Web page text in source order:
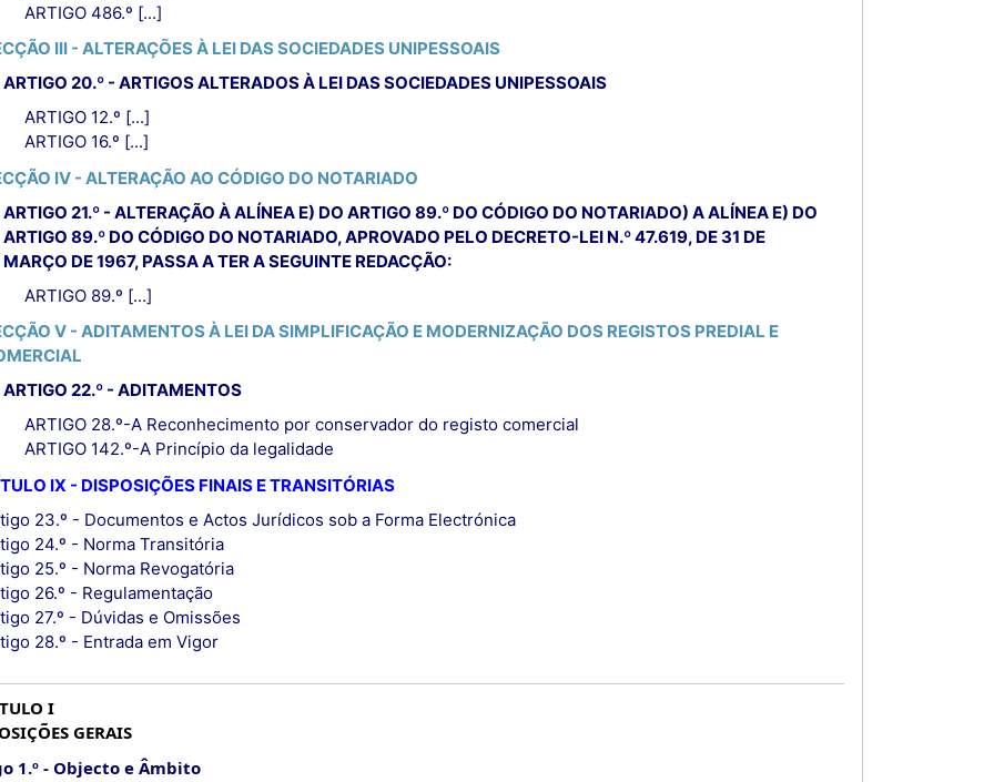
ARTIGO 486.º [...]
III - ALTERAÇÕES À LEI DAS SOCIEDADES UNIPESSOAIS
ARTIGO 20.º - ARTIGOS ALTERADOS À LEI DAS SOCIEDADES UNIPESSOAIS
ARTIGO 12.º [...]
ARTIGO 16.º [...]
IV - ALTERAÇÃO AO CÓDIGO DO NOTARIADO
ARTIGO 21.º - ALTERAÇÃO À ALÍNEA E) DO ARTIGO 89.º DO CÓDIGO DO NOTARIADO) A ALÍNEA E) DO
ARTIGO 89.º DO CÓDIGO DO NOTARIADO, APROVADO PELO DECRETO-LEI N.º 47.619, DE 31 DE
MARÇO DE 1967, PASSA A TER A SEGUINTE REDACÇÃO:
ARTIGO 89.º [...]
V - ADITAMENTOS À LEI DA SIMPLIFICAÇÃO E MODERNIZAÇÃO DOS REGISTOS PREDIAL E
ARTIGO 22.º - ADITAMENTOS
ARTIGO 28.º-A Reconhecimento por conservador do registo comercial
ARTIGO 142.º-A Princípio da legalidade
IX - DISPOSIÇÕES FINAIS E TRANSITÓRIAS
23.º - Documentos e Actos Jurídicos sob a Forma Electrónica
24.º - Norma Transitória
25.º - Norma Revogatória
26.º - Regulamentação
27.º - Dúvidas e Omissões
28.º - Entrada em Vigor
I
GERAIS
1.º
Objecto e Âmbito